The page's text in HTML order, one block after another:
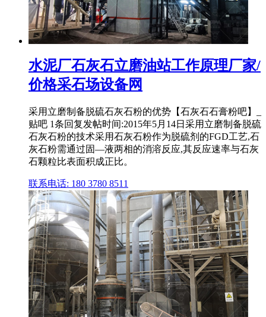
水泥厂石灰石立磨油站工作原理厂家/
价格采石场设备网
采用立磨制备脱硫石灰石粉的优势【石灰石石膏粉吧】_
贴吧 1条回复发帖时间:2015年5月14日采用立磨制备脱硫
石灰石粉的技术采用石灰石粉作为脱硫剂的FGD工艺,石
灰石粉需通过固—液两相的消溶反应,其反应速率与石灰
石颗粒比表面积成正比。
联系电话: 180 3780 8511